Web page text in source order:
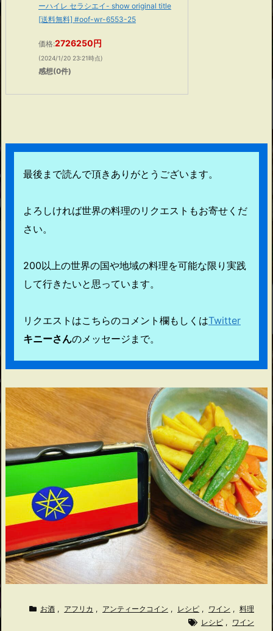
ーハイレ セラシエイ- show original title
[送料無料] #oof-wr-6553-25
価格:2726250円
(2024/1/20 23:21時点)
感想(0件)
最後まで読んで頂きありがとうございます。
よろしければ世界の料理のリクエストもお寄せくだ
さい。
200以上の世界の国や地域の料理を可能な限り実践
して行きたいと思っています。
リクエストはこちらのコメント欄もしくはTwitter
キニーさんのメッセージまで。
お酒 , アフリカ , アンティークコイン , レシピ , ワイン , 料理
レシピ , ワイン